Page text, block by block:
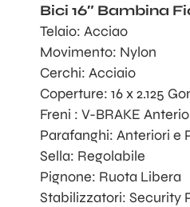
Bici 16″ Bambina
Telaio: Acciao
Movimento: Nylon
Cerchi: Acciaio
Coperture: 16 x 2.125
Freni : V-BRAKE
Parafanghi: Anteriori e
Sella: Regolabile
Pignone: Ruota Libera
Stabilizzatori: Security